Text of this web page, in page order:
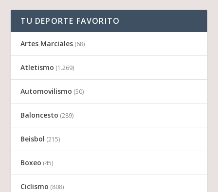
TU DEPORTE FAVORITO
Artes Marciales (68)
Atletismo (1.269)
Automovilismo (50)
Baloncesto (289)
Beisbol (215)
Boxeo (45)
Ciclismo (808)